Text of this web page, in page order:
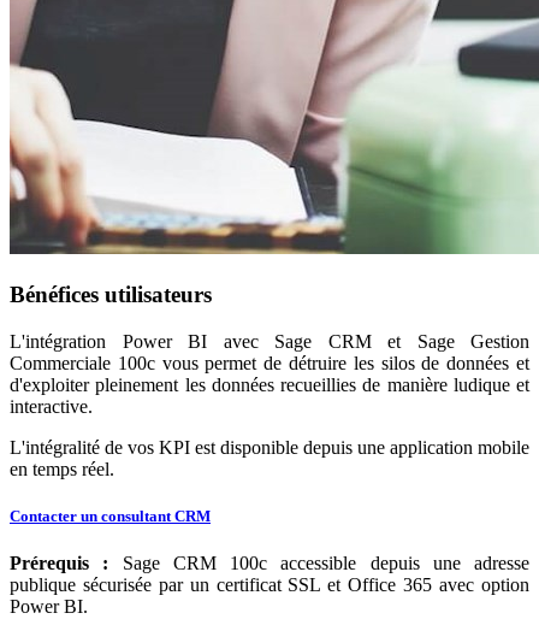
Bénéfices utilisateurs
L'intégration Power BI avec Sage CRM et Sage Gestion
Commerciale 100c vous permet de détruire les silos de données et
d'exploiter pleinement les données recueillies de manière ludique et
interactive.
L'intégralité de vos KPI est disponible depuis une application mobile
en temps réel.
Contacter un consultant CRM
Prérequis : Sage CRM 100c accessible depuis une adresse
publique sécurisée par un certificat SSL et Office 365 avec option
Power BI.